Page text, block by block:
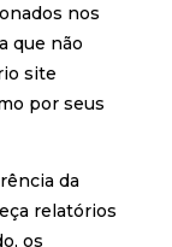
nos
que não
site
por seus
da
relatórios
os